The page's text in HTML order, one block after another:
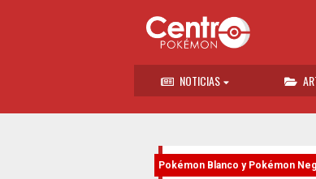
NOTICIAS
Pokémon Blanco y Pokémon